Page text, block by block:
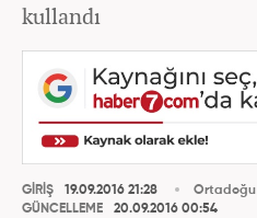
kullandı
GİRİŞ
19.09.2016 21:28
GÜNCELLEME
20.09.2016 00:54
Ortadoğu